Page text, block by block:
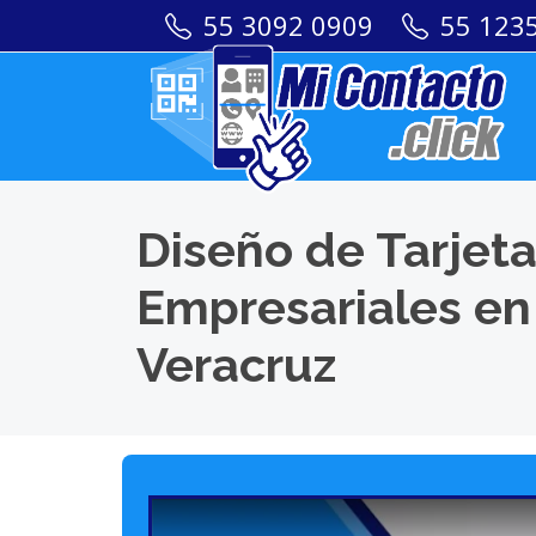
55 3092 0909 55
Diseño de
Empresariales
Veracruz